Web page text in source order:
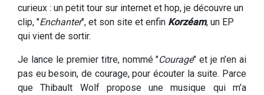
curieux : un petit tour sur internet et hop, je découvre un
clip, "Enchanter", et son site et enfin Korzéam, un EP
qui vient de sortir.
Je lance le premier titre, nommé "Courage" et je n’en ai
pas eu besoin, de courage, pour écouter la suite. Parce
que Thibault Wolf propose une musique qui m’a